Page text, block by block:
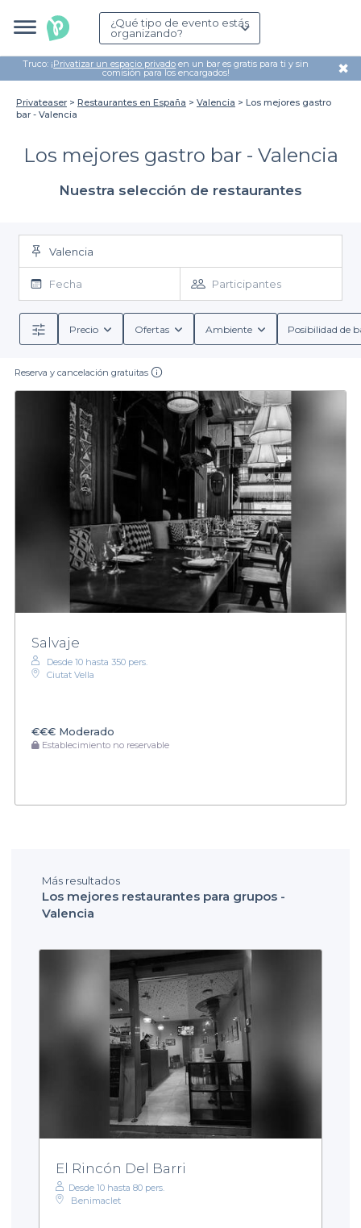
¿Qué tipo de evento estás
organizando?
Truco: ¡Privatizar un espacio privado en un bar es gratis para ti y sin
comisión para los encargados! ✖
Privateaser Restaurantes en España Valencia
Los mejores gastro
bar - Valencia
Los mejores gastro bar - Valencia
Nuestra selección de restaurantes
Valencia
Fecha Participantes
Precio Ofertas Ambiente Posibilidad de
Reserva y cancelación gratuitas
Salvaje
Desde 10 hasta 350 pers.
Ciutat Vella
€€€ Moderado
Establecimiento no reservable
Más resultados
Los mejores restaurantes para grupos -
Valencia
El Rincón Del Barri
Desde 10 hasta 80 pers.
Benimaclet